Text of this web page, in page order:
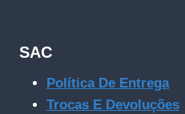
SAC
Política De Entrega
Trocas E Devoluções